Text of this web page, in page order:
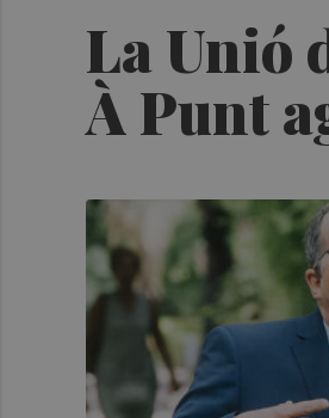
La Unió
À Punt